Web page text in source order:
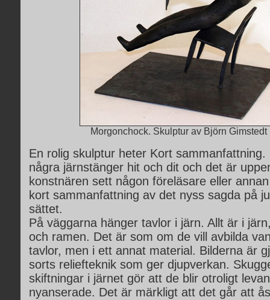
Morgonchock. Skulptur av Björn Gimstedt
En rolig skulptur heter Kort
några järnstänger hit och dit och det är
konstnären sett någon föreläsare eller
kort sammanfattning av det nyss sagda på
sättet.
På väggarna hänger tavlor i järn. Allt är i
och ramen. Det är som om de vill avbilda
tavlor, men i ett annat material. Bilderna är
sorts reliefteknik som ger djupverkan.
skiftningar i järnet gör att de blir otroligt
nyanserade. Det är märkligt att det går att